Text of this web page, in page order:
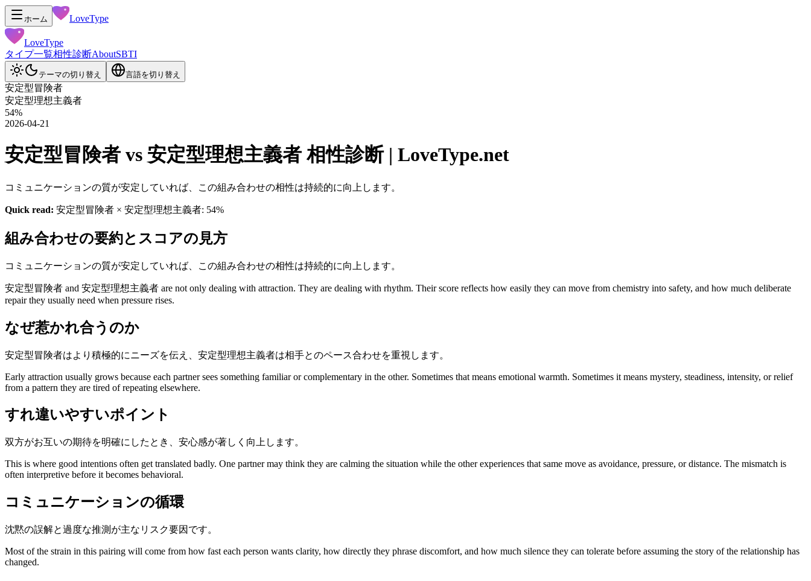
ホーム LoveType
LoveType
タイプ一覧相性診断AboutSBTI
テーマの切り替え 言語を切り替え
安定型冒険者
安定型理想主義者
54%
2026-04-21
安定型冒険者 vs 安定型理想主義者 相性診断 | LoveType.net
コミュニケーションの質が安定していれば、この組み合わせの相性は持続的に向上します。
Quick read: 安定型冒険者 × 安定型理想主義者: 54%
組み合わせの要約とスコアの見方
コミュニケーションの質が安定していれば、この組み合わせの相性は持続的に向上します。
安定型冒険者 and 安定型理想主義者 are not only dealing with attraction. They are dealing with rhythm. Their score reflects how easily they can move from chemistry into safety, and how much deliberate
repair they usually need when pressure rises.
なぜ惹かれ合うのか
安定型冒険者はより積極的にニーズを伝え、安定型理想主義者は相手とのペース合わせを重視します。
Early attraction usually grows because each partner sees something familiar or complementary in the other. Sometimes that means emotional warmth. Sometimes it means mystery, steadiness, intensity, or relief
from a pattern they are tired of repeating elsewhere.
すれ違いやすいポイント
双方がお互いの期待を明確にしたとき、安心感が著しく向上します。
This is where good intentions often get translated badly. One partner may think they are calming the situation while the other experiences that same move as avoidance, pressure, or distance. The mismatch is
often interpretive before it becomes behavioral.
コミュニケーションの循環
沈黙の誤解と過度な推測が主なリスク要因です。
Most of the strain in this pairing will come from how fast each person wants clarity, how directly they phrase discomfort, and how much silence they can tolerate before assuming the story of the relationship has
changed.